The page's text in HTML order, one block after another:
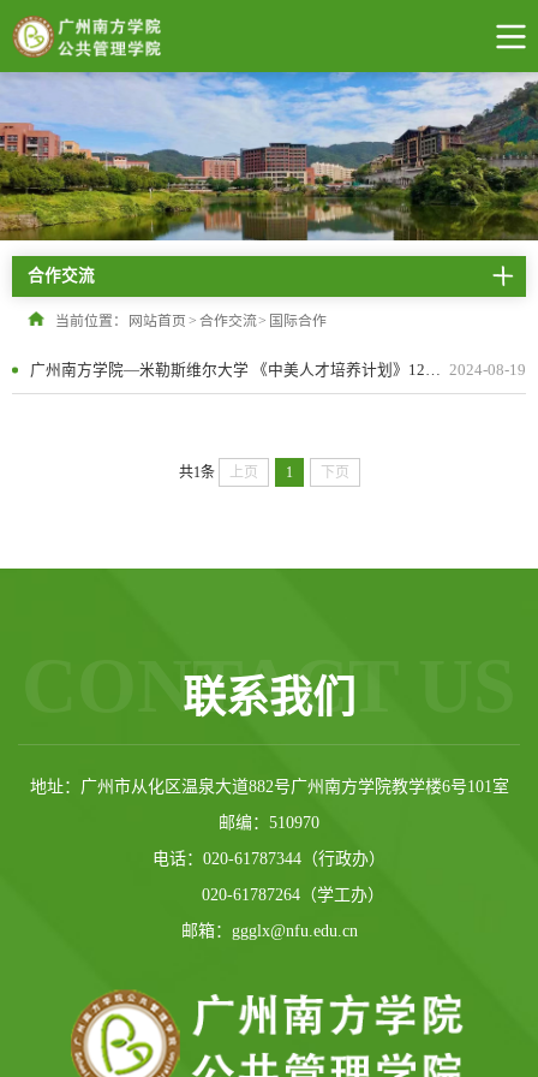
合作交流
当前位置： 网站首页 > 合作交流> 国际合作
2024-08-19
广州南方学院—米勒斯维尔大学 《中美人才培养计划》121双学位项目
共1条 上页 1 下页
联系我们
CONTACT US
地址：广州市从化区温泉大道882号广州南方学院教学楼6号101室
邮编：510970
电话：020-61787344（行政办）
020-61787264（学工办）
邮箱：ggglx@nfu.edu.cn